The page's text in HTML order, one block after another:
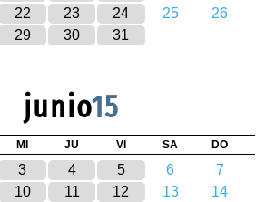
22 23 24 25
26
29 30 31
junio15
MI JU VI SA DO
3 4 5 6
7
10 11 12 13
14